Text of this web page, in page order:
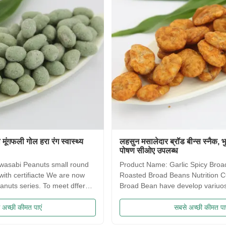
लहसुन मसालेदार ब्रॉड बीन्स स्नैक, भुना हुआ ब्रॉड बीन्स
Product Name: Garlic Spicy Broad Beans Snack ,
Roasted Broad Beans Nutrition COA Avaliable Our
Broad Bean have develop variuos different flavors
research department, we frist created braod bean
chips in China. Introducing precise frying ...
crispy,